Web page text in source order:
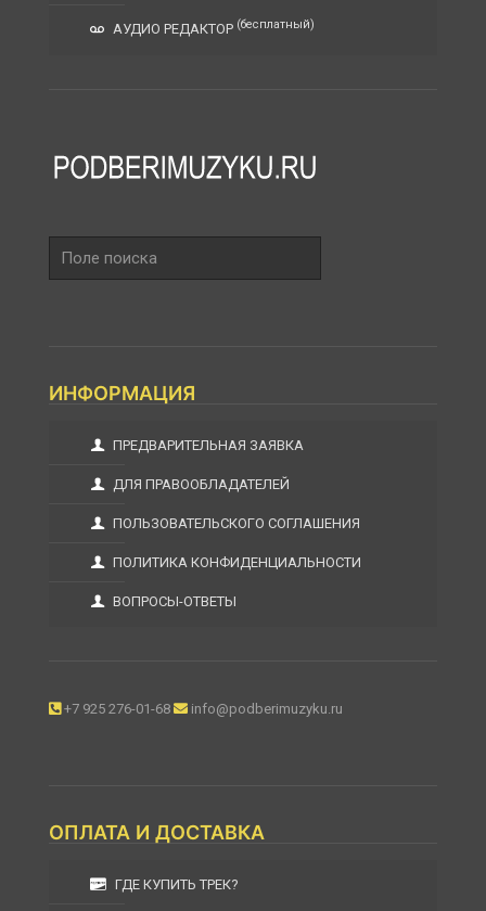
АУДИО РЕДАКТОР (бесплатный)
поиска
ИНФОРМАЦИЯ
ПРЕДВАРИТЕЛЬНАЯ ЗАЯВКА
ДЛЯ ПРАВООБЛАДАТЕЛЕЙ
ПОЛЬЗОВАТЕЛЬСКОГО СОГЛАШЕНИЯ
ПОЛИТИКА КОНФИДЕНЦИАЛЬНОСТИ
ВОПРОСЫ-ОТВЕТЫ
+7 925 276-01-68 info@podberimuzyku.ru
ОПЛАТА И ДОСТАВКА
ГДЕ КУПИТЬ ТРЕК?